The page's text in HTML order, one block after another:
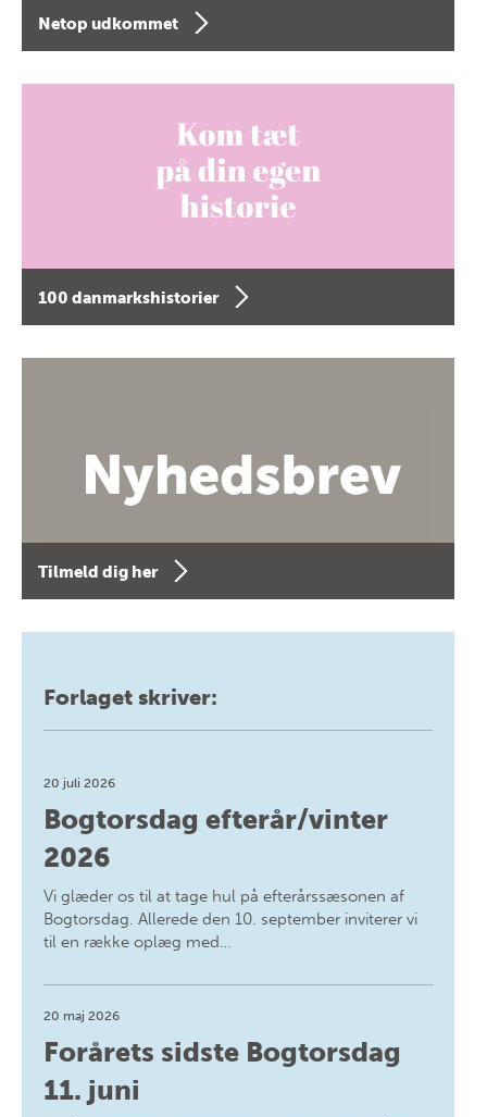
Netop udkommet
100 danmarkshistorier
Tilmeld dig her
Forlaget skriver:
20 juli 2026
Bogtorsdag efterår/vinter
2026
Vi glæder os til at tage hul på efterårssæsonen af
Bogtorsdag. Allerede den 10. september inviterer vi
til en række oplæg med…
20 maj 2026
Forårets sidste Bogtorsdag
11. juni